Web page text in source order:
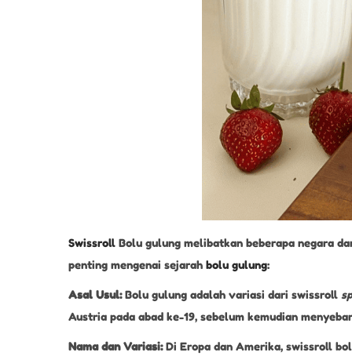
Swissroll Bolu gulung melibatkan beberapa negara
penting mengenai sejarah bolu gulung:
Asal Usul:Bolu gulung adalah variasi dari swissroll
Austria pada abad ke-19, sebelum kemudian
Nama dan Variasi:Di Eropa dan Amerika, swissroll